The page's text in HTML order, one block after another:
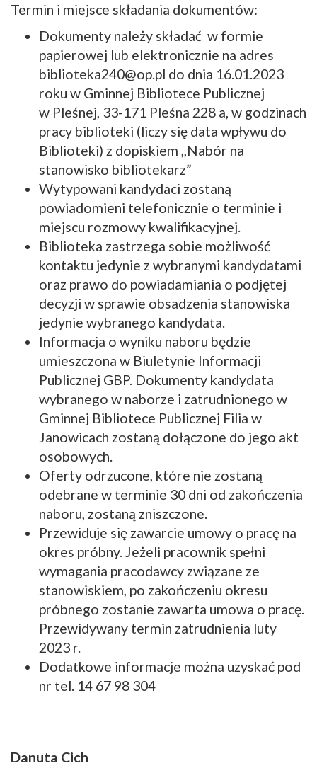
Termin i miejsce składania dokumentów:
Dokumenty należy składać w formie
papierowej lub elektronicznie na adres
biblioteka240@op.pl do dnia 16.01.2023
roku w Gminnej Bibliotece Publicznej
w Pleśnej, 33-171 Pleśna 228 a, w godzinach
pracy biblioteki (liczy się data wpływu do
Biblioteki) z dopiskiem ,,Nabór na
stanowisko bibliotekarz”
Wytypowani kandydaci zostaną
powiadomieni telefonicznie o terminie i
miejscu rozmowy kwalifikacyjnej.
Biblioteka zastrzega sobie możliwość
kontaktu jedynie z wybranymi kandydatami
oraz prawo do powiadamiania o podjętej
decyzji w sprawie obsadzenia stanowiska
jedynie wybranego kandydata.
Informacja o wyniku naboru będzie
umieszczona w Biuletynie Informacji
Publicznej GBP. Dokumenty kandydata
wybranego w naborze i zatrudnionego w
Gminnej Bibliotece Publicznej Filia w
Janowicach zostaną dołączone do jego akt
osobowych.
Oferty odrzucone, które nie zostaną
odebrane w terminie 30 dni od zakończenia
naboru, zostaną zniszczone.
Przewiduje się zawarcie umowy o pracę na
okres próbny. Jeżeli pracownik spełni
wymagania pracodawcy związane ze
stanowiskiem, po zakończeniu okresu
próbnego zostanie zawarta umowa o pracę.
Przewidywany termin zatrudnienia luty
2023 r.
Dodatkowe informacje można uzyskać pod
nr tel. 14 67 98 304
Danuta Cich